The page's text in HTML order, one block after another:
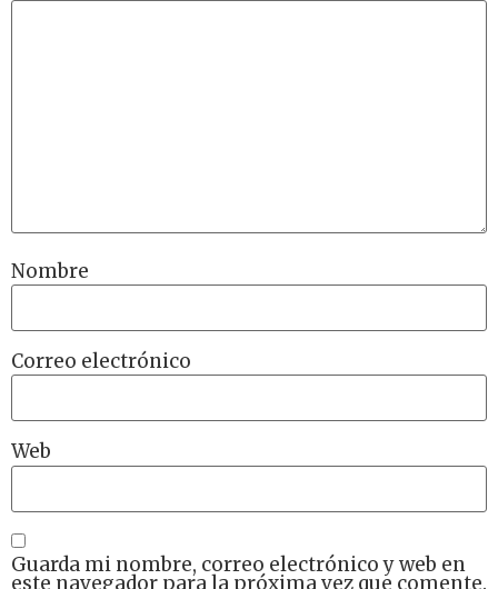
Nombre
Correo electrónico
Web
Guarda mi nombre, correo electrónico y web en
este navegador para la próxima vez que comente.